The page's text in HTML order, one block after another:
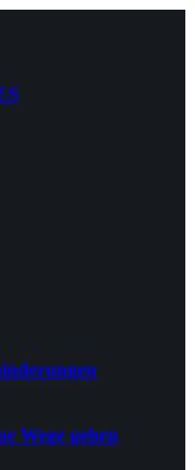
Wege gehen